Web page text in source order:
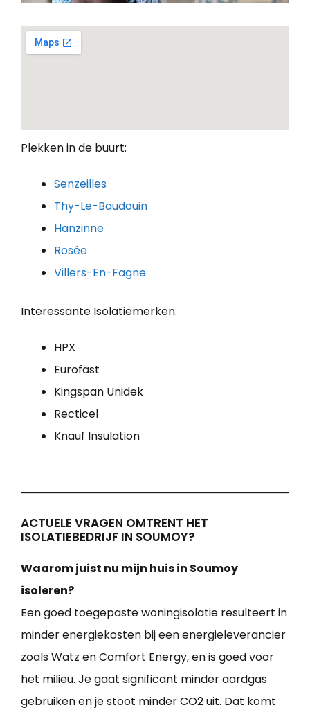
Plekken in de buurt:
Senzeilles
Thy-Le-Baudouin
Hanzinne
Rosée
Villers-En-Fagne
Interessante Isolatiemerken:
HPX
Eurofast
Kingspan Unidek
Recticel
Knauf Insulation
ACTUELE VRAGEN OMTRENT HET
ISOLATIEBEDRIJF IN SOUMOY?
Waarom juist nu mijn huis in Soumoy
isoleren?
Een goed toegepaste woningisolatie resulteert in
minder energiekosten bij een energieleverancier
zoals Watz en Comfort Energy, en is goed voor
het milieu. Je gaat significant minder aardgas
gebruiken en je stoot minder CO2 uit. Dat komt